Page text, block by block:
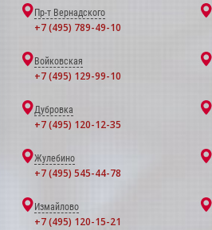
Пр-т Вернадского
+7 (495) 789-49-10
Войковская
+7 (495) 129-99-10
Дубровка
+7 (495) 120-12-35
Жулебино
+7 (495) 545-44-78
Измайлово
+7 (495) 120-15-21